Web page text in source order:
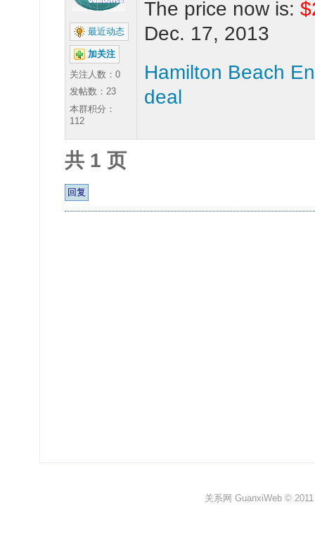
最近动态
加关注
关注人数： 0
发帖数：23
本群积分：
112
The price now is:
Dec. 17, 2013
Hamilton Beach
deal
共 1 页
关系网 GuanxiWeb ©